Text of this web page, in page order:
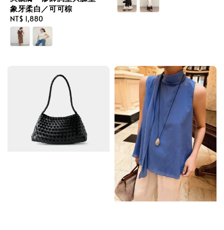
象牙柔白／可可棕
Regular
price
NT$ 1,880